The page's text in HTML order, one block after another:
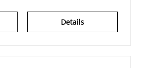
Details